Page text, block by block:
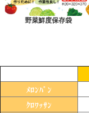
野菜鮮度保存袋
ﾒﾛﾝﾊﾟﾝ
ｸﾛﾜｯｻﾝ